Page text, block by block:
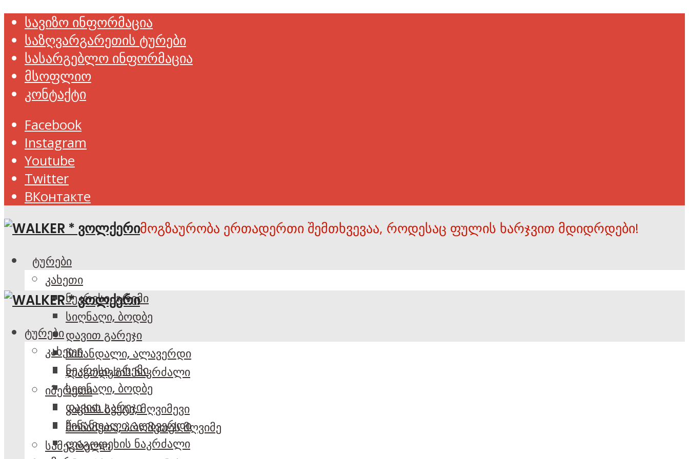
სავიზო ინფორმაცია
საზღვარგარეთის ტურები
სასარგებლო ინფორმაცია
მსოფლიო
კონტაქტი
Facebook
Instagram
Youtube
Twitter
ВКонтакте
მოგზაურობა ერთადერთი შემთხვევაა, როდესაც ფულის ხარჯვით მდიდრდები!
ტურები
კახეთი
ნეკრესი, გრემი
სიღნაღი, ბოდბე
დავით გარეჯი
წინანდალი, ალავერდი
ლაგოდეხის ნაკრძალი
იმერეთი
კაცხის სვეტი, მღვიმევი
მოწამეთა, პრომეთეს მღვიმე
სამეგრელო
ტურები
კახეთი
ნეკრესი, გრემი
სიღნაღი, ბოდბე
დავით გარეჯი
წინანდალი, ალავერდი
ლაგოდეხის ნაკრძალი